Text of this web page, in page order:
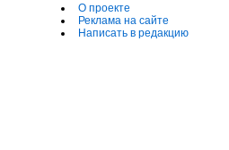
О проекте
Реклама на сайте
Написать в редакцию